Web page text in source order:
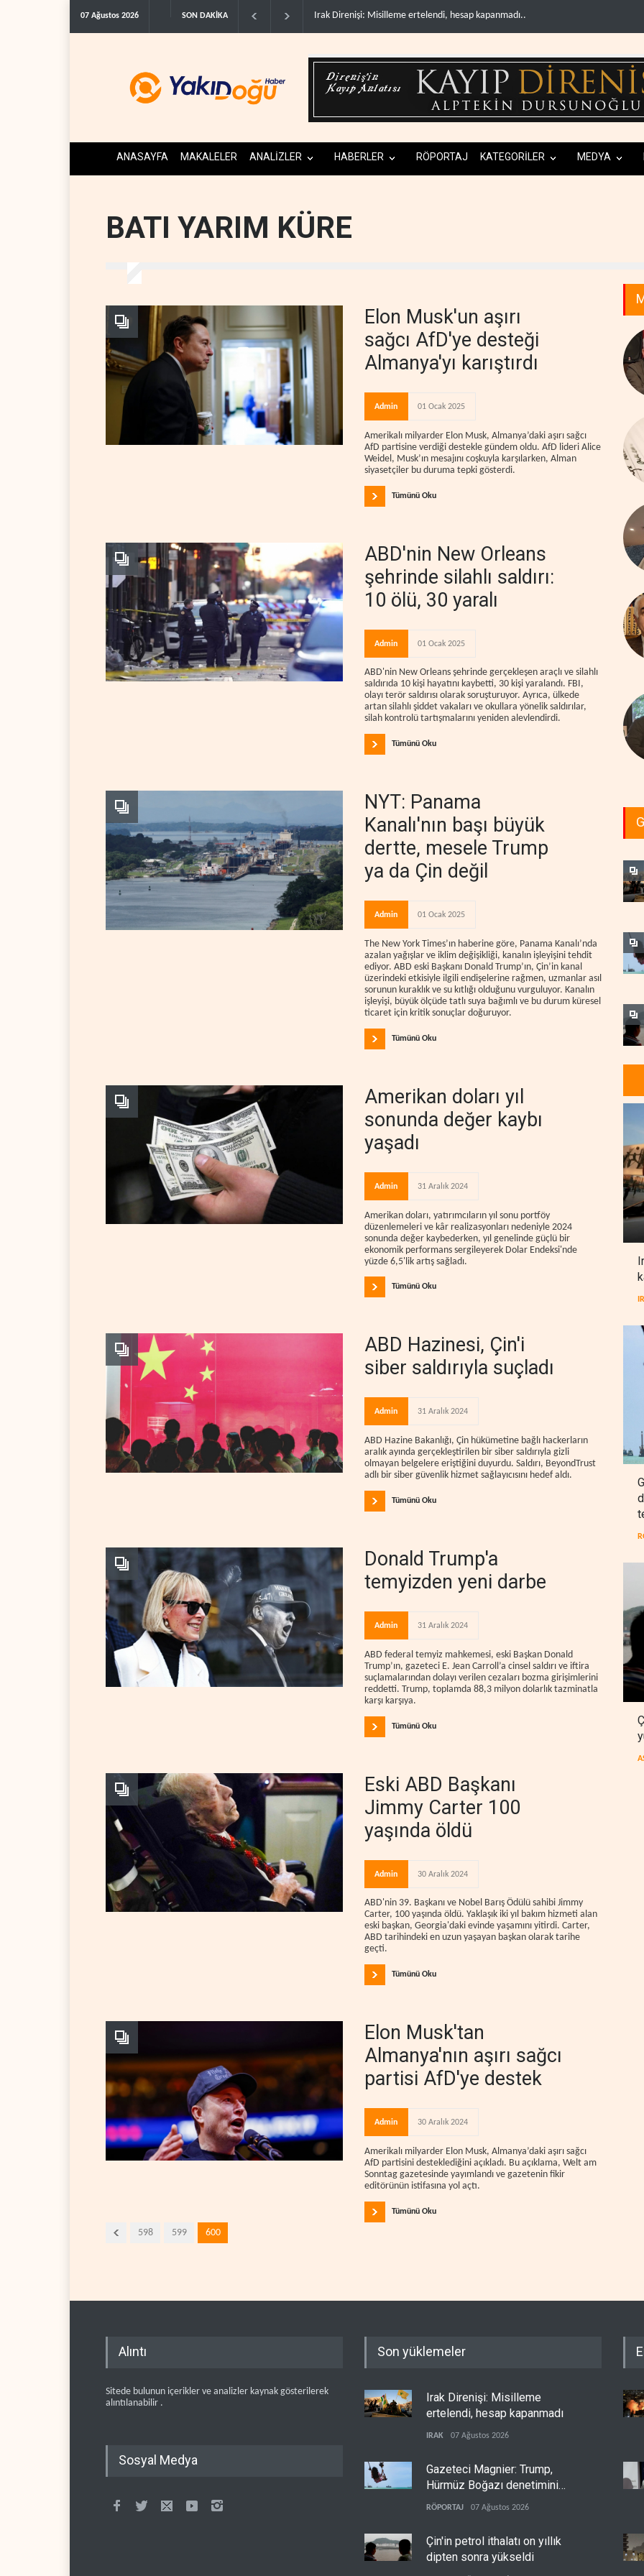
07 Ağustos 2026 SON DAKİKA Gazeteci Magnier: Trump, Hürmüz Boğazı denetimini doğru.. Çin'in petrol
ANASAYFA MAKALELER ANALİZLER HABERLER RÖPORTAJ KATEGORİLER MEDYA
BATI YARIM KÜRE
Elon Musk'un aşırı
sağcı AfD'ye desteği
Almanya'yı karıştırdı
Admin 01 Ocak 2025
Amerikalı milyarder Elon Musk, Almanya’daki aşırı sağcı
AfD partisine verdiği destekle gündem oldu. AfD lideri Alice
Weidel, Musk’ın mesajını coşkuyla karşılarken, Alman
siyasetçiler bu duruma tepki gösterdi.
Tümünü Oku
ABD'nin New Orleans
şehrinde silahlı saldırı:
10 ölü, 30 yaralı
Admin 01 Ocak 2025
ABD'nin New Orleans şehrinde gerçekleşen araçlı ve silahlı
saldırıda 10 kişi hayatını kaybetti, 30 kişi yaralandı. FBI,
olayı terör saldırısı olarak soruşturuyor. Ayrıca, ülkede
artan silahlı şiddet vakaları ve okullara yönelik saldırılar,
silah kontrolü tartışmalarını yeniden alevlendirdi.
Tümünü Oku
NYT: Panama
Kanalı'nın başı büyük
dertte, mesele Trump
ya da Çin değil
Admin 01 Ocak 2025
The New York Times’ın haberine göre, Panama Kanalı’nda
azalan yağışlar ve iklim değişikliği, kanalın işleyişini tehdit
ediyor. ABD eski Başkanı Donald Trump’ın, Çin’in kanal
üzerindeki etkisiyle ilgili endişelerine rağmen, uzmanlar asıl
sorunun kuraklık ve su kıtlığı olduğunu vurguluyor. Kanalın
işleyişi, büyük ölçüde tatlı suya bağımlı ve bu durum küresel
ticaret için kritik sonuçlar doğuruyor.
Tümünü Oku
Amerikan doları yıl
sonunda değer kaybı
yaşadı
Admin 31 Aralık 2024
Amerikan doları, yatırımcıların yıl sonu portföy
düzenlemeleri ve kâr realizasyonları nedeniyle 2024
sonunda değer kaybederken, yıl genelinde güçlü bir
ekonomik performans sergileyerek Dolar Endeksi'nde
yüzde 6,5'lik artış sağladı.
Tümünü Oku
ABD Hazinesi, Çin'i
siber saldırıyla suçladı
Admin 31 Aralık 2024
ABD Hazine Bakanlığı, Çin hükümetine bağlı hackerların
aralık ayında gerçekleştirilen bir siber saldırıyla gizli
olmayan belgelere eriştiğini duyurdu. Saldırı, BeyondTrust
adlı bir siber güvenlik hizmet sağlayıcısını hedef aldı.
Tümünü Oku
Donald Trump'a
temyizden yeni darbe
Admin 31 Aralık 2024
ABD federal temyiz mahkemesi, eski Başkan Donald
Trump’ın, gazeteci E. Jean Carroll’a cinsel saldırı ve iftira
suçlamalarından dolayı verilen cezaları bozma girişimlerini
reddetti. Trump, toplamda 88,3 milyon dolarlık tazminatla
karşı karşıya.
Tümünü Oku
Eski ABD Başkanı
Jimmy Carter 100
yaşında öldü
Admin 30 Aralık 2024
ABD'nin 39. Başkanı ve Nobel Barış Ödülü sahibi Jimmy
Carter, 100 yaşında öldü. Yaklaşık iki yıl bakım hizmeti alan
eski başkan, Georgia'daki evinde yaşamını yitirdi. Carter,
ABD tarihindeki en uzun yaşayan başkan olarak tarihe
geçti.
Tümünü Oku
Elon Musk'tan
Almanya'nın aşırı sağcı
partisi AfD'ye destek
Admin 30 Aralık 2024
Amerikalı milyarder Elon Musk, Almanya’daki aşırı sağcı
AfD partisini desteklediğini açıkladı. Bu açıklama, Welt am
Sonntag gazetesinde yayımlandı ve gazetenin fikir
editörünün istifasına yol açtı.
Tümünü Oku
598 599 600
Alıntı
Sitede bulunun içerikler ve analizler kaynak gösterilerek
alıntılanabilir .
Sosyal Medya
Son yüklemeler
Irak Direnişi: Misilleme
ertelendi, hesap kapanmadı
IRAK 07 Ağustos 2026
Gazeteci Magnier: Trump,
Hürmüz Boğazı denetimini
doğrudan İran ve Umman'a
RÖPORTAJ 07 Ağustos 2026
Çin'in petrol ithalatı on yıllık
dipten sonra yükseldi